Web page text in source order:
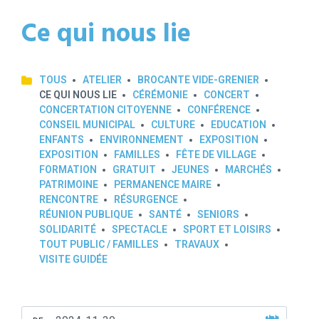
Ce qui nous lie
TOUS ATELIER
BROCANTE VIDE-GRENIER
CE QUI NOUS LIE
CÉRÉMONIE
CONCERT
CONCERTATION CITOYENNE
CONFÉRENCE
CONSEIL MUNICIPAL
CULTURE
EDUCATION
ENFANTS
ENVIRONNEMENT
EXPOSITION
EXPOSITION
FAMILLES
FÊTE DE VILLAGE
FORMATION
GRATUIT JEUNES
MARCHÉS
PATRIMOINE
PERMANENCE MAIRE
RENCONTRE
RÉSURGENCE
RÉUNION PUBLIQUE
SANTÉ
SENIORS
SOLIDARITÉ
SPECTACLE
SPORT ET LOISIRS
TOUT PUBLIC / FAMILLES
TRAVAUX
VISITE GUIDÉE